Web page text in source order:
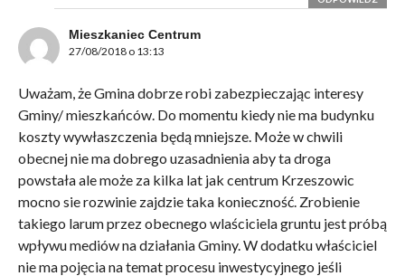
Mieszkaniec Centrum
27/08/2018 o 13:13
Uważam, że Gmina dobrze robi zabezpieczając interesy
Gminy/ mieszkańców. Do momentu kiedy nie ma budynku
koszty wywłaszczenia będą mniejsze. Może w chwili
obecnej nie ma dobrego uzasadnienia aby ta droga
powstała ale może za kilka lat jak centrum Krzeszowic
mocno sie rozwinie zajdzie taka konieczność. Zrobienie
takiego larum przez obecnego wlaściciela gruntu jest próbą
wpływu mediów na działania Gminy. W dodatku właściciel
nie ma pojęcia na temat procesu inwestycyjnego jeśli